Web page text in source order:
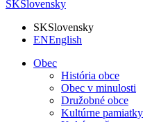
SKSlovensky
SKSlovensky
ENEnglish
Obec
História obce
Obec v minulosti
Družobné obce
Kultúrne pamiatky